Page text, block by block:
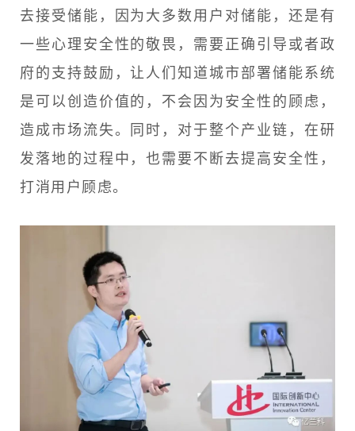
去接受储能，因为大多数用户对储能，还是有
一些心理安全性的敬畏，需要正确引导或者政
府的支持鼓励，让人们知道城市部署储能系统
是可以创造价值的，不会因为安全性的顾虑，
造成市场流失。同时，对于整个产业链，在研
发落地的过程中，也需要不断去提高安全性，
打消用户顾虑。